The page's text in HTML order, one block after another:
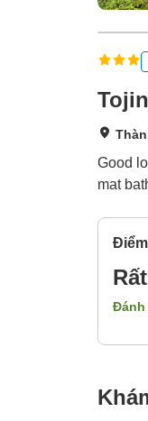
Good
mat
Đánh